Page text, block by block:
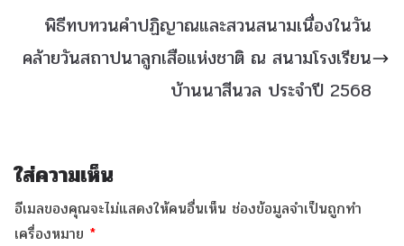
พิธีทบทวนคำปฏิญาณและสวนสนามเนื่องในวัน
คล้ายวันสถาปนาลูกเสือแห่งชาติ ณ สนามโรงเรียน
บ้านนาสีนวล ประจำปี 2568
ใส่ความเห็น
อีเมลของคุณจะไม่แสดงให้คนอื่นเห็น ช่องข้อมูลจำเป็นถูกทำ
เครื่องหมาย *